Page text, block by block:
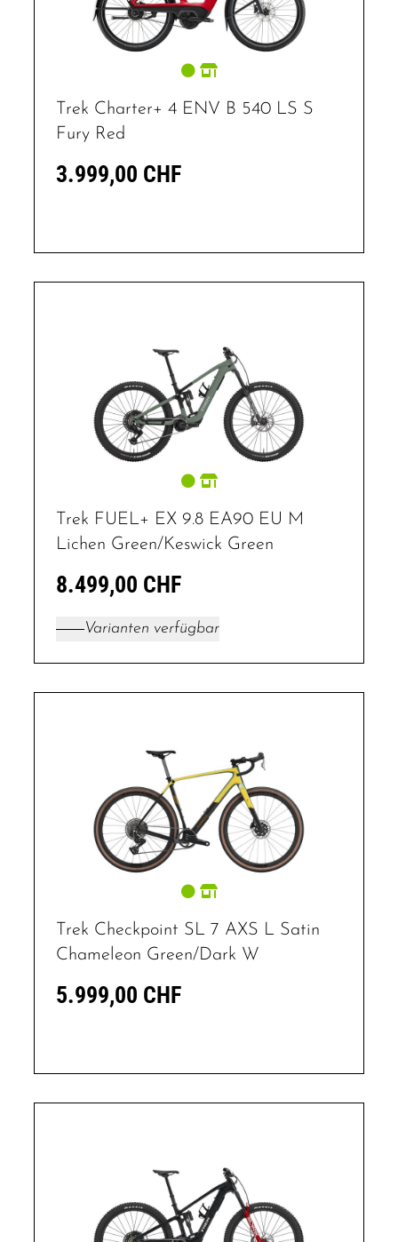
Trek Charter+ 4 ENV B 540 LS S
Fury Red
3.999,00 CHF
Trek FUEL+ EX 9.8 EA90 EU M
Lichen Green/Keswick Green
8.499,00 CHF
Varianten verfügbar
Trek Checkpoint SL 7 AXS L Satin
Chameleon Green/Dark W
5.999,00 CHF